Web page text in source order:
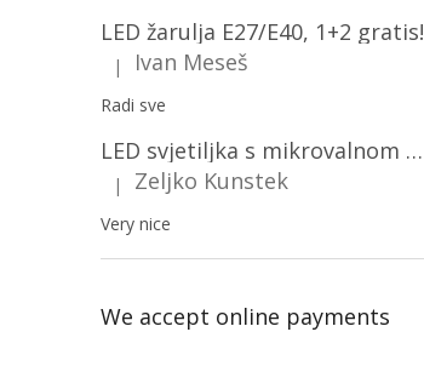
LED žarulja E27/E40, 1+2 gratis!
The product rating is 5 out of 5 stars.
| Ivan Meseš
Radi sve
LED svjetiljka s mikrovalnom pećnicom i svjetlosnim senzorom 36W, 3820lm, okrugla, bijeli okvir/2-PACK!
The product rating is 5 out of 5 stars.
| Zeljko Kunstek
Very nice
We accept online payments